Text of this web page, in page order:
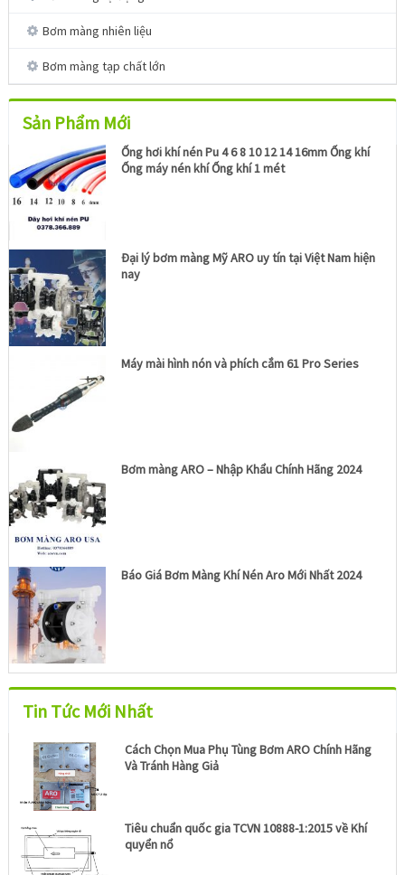
Bơm màng nhiên liệu
Bơm màng tạp chất lớn
Sản Phẩm Mới
Ống hơi khí nén Pu 4 6 8 10 12 14 16mm Ống khí
Ống máy nén khí Ống khí 1 mét
Đại lý bơm màng Mỹ ARO uy tín tại Việt Nam hiện
nay
Máy mài hình nón và phích cắm 61 Pro Series
Bơm màng ARO – Nhập Khẩu Chính Hãng 2024
Báo Giá Bơm Màng Khí Nén Aro Mới Nhất 2024
Tin Tức Mới Nhất
Cách Chọn Mua Phụ Tùng Bơm ARO Chính Hãng
Và Tránh Hàng Giả
Tiêu chuẩn quốc gia TCVN 10888-1:2015 về Khí
quyển nổ